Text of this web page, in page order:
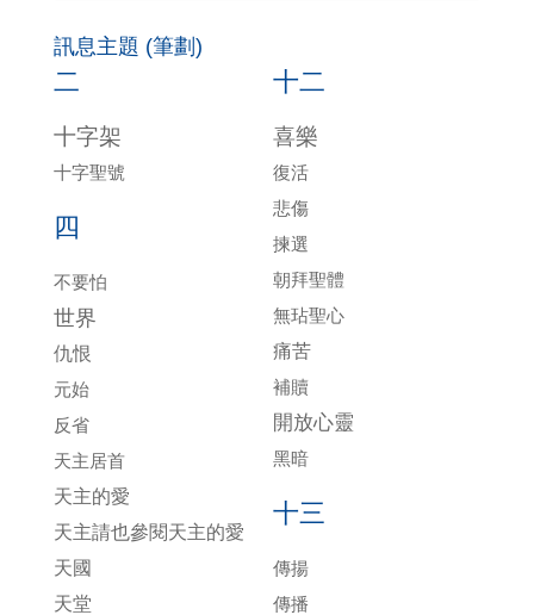
訊息主題 (筆劃)
二
十字架
十字聖號
四
不要怕
世界
仇恨
元始
反省
天主居首
天主的愛
天主請也參閱天主的愛
天國
天堂
十二
喜樂
復活
悲傷
揀選
朝拜聖體
無玷聖心
痛苦
補贖
開放心靈
黑暗
十三
傳揚
傳播